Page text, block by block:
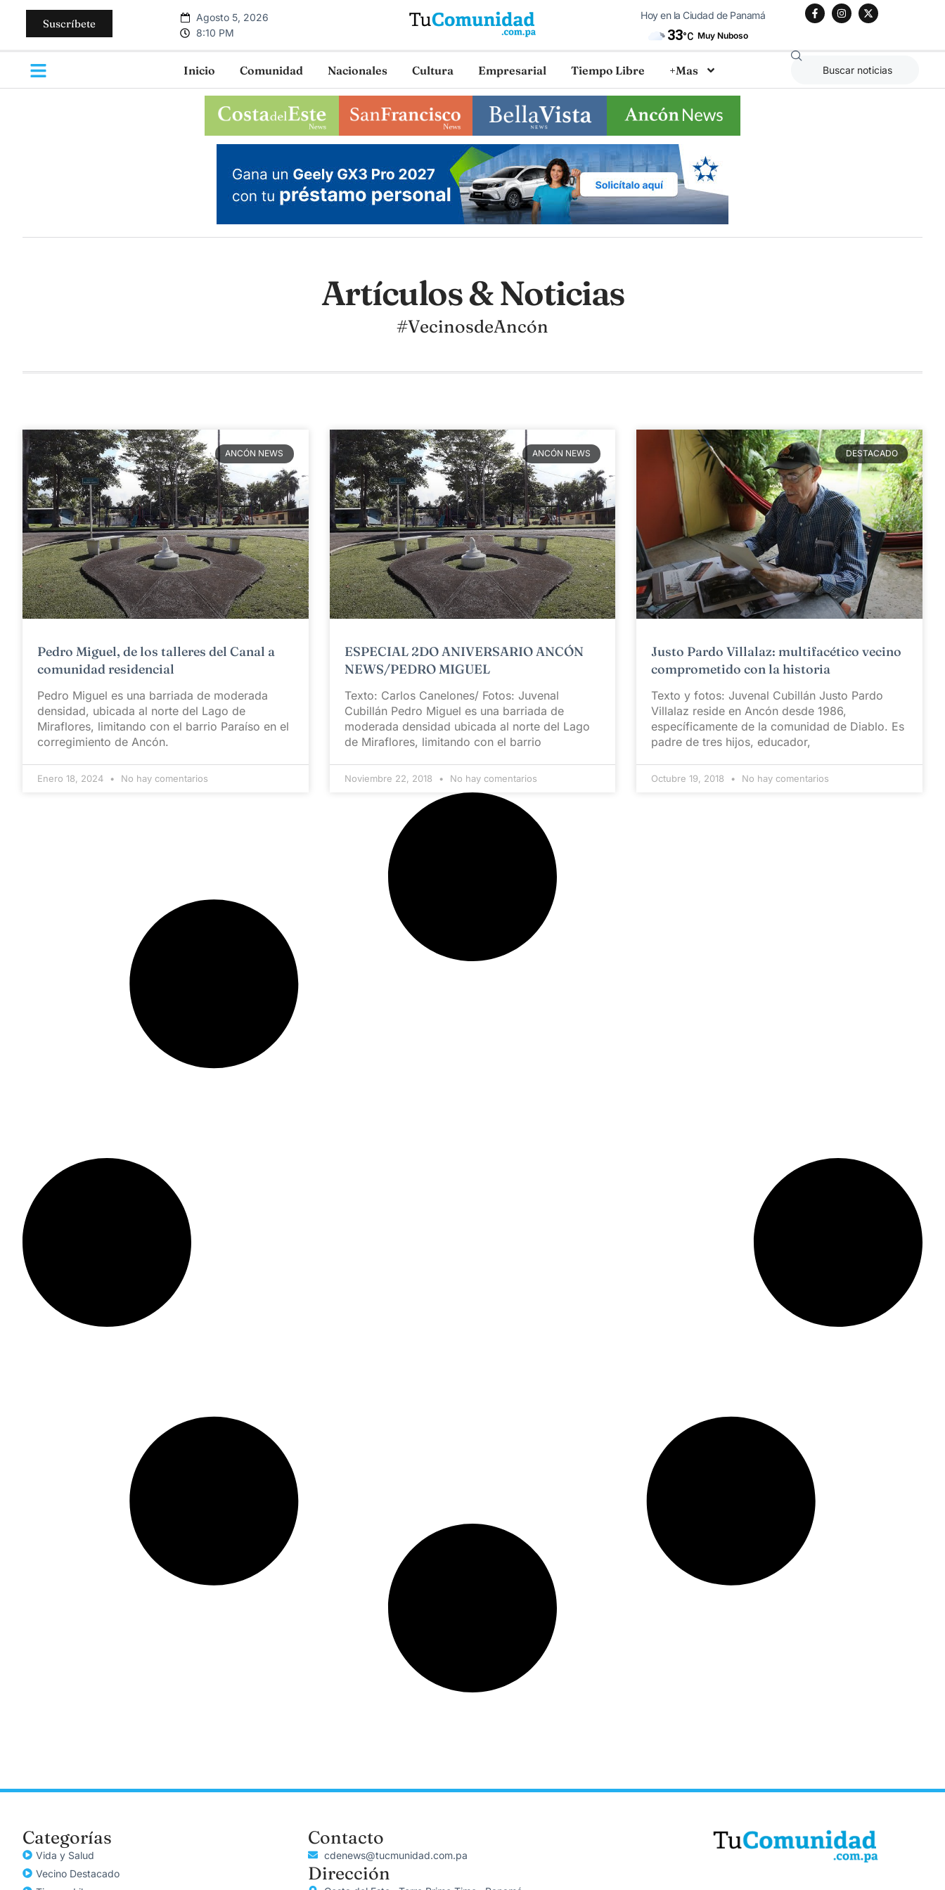
Suscríbete
Agosto 5, 2026
8:10 PM
Hoy en la Ciudad de Panamá
33°C Muy Nuboso
Inicio Comunidad Nacionales Cultura Empresarial Tiempo Libre +Mas
Artículos & Noticias
#VecinosdeAncón
ANCÓN NEWS
Pedro Miguel, de los talleres del Canal a
comunidad residencial
Pedro Miguel es una barriada de moderada
densidad, ubicada al norte del Lago de
Miraflores, limitando con el barrio Paraíso en el
corregimiento de Ancón.
Enero 18, 2024 No hay comentarios
ANCÓN NEWS
ESPECIAL 2DO ANIVERSARIO ANCÓN
NEWS/PEDRO MIGUEL
Texto: Carlos Canelones/ Fotos: Juvenal
Cubillán Pedro Miguel es una barriada de
moderada densidad ubicada al norte del Lago
de Miraflores, limitando con el barrio
Noviembre 22, 2018 No hay comentarios
DESTACADO
Justo Pardo Villalaz: multifacético vecino
comprometido con la historia
Texto y fotos: Juvenal Cubillán Justo Pardo
Villalaz reside en Ancón desde 1986,
específicamente de la comunidad de Diablo. Es
padre de tres hijos, educador,
Octubre 19, 2018 No hay comentarios
Categorías
Vida y Salud
Vecino Destacado
Contacto
cdenews@tucmunidad.com.pa
Dirección